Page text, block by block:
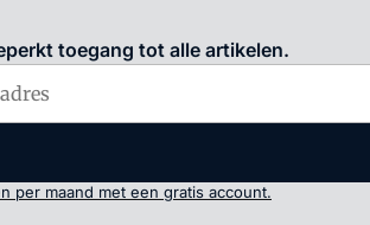
toegang tot alle artikelen.
per maand met een gratis account.